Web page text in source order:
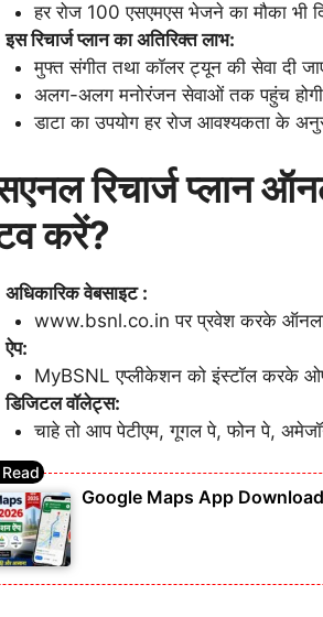
हर रोज 100 एसएमएस भेजने का मौका भी
इस रिचार्ज प्लान का अतिरिक्त लाभ:
मुफ्त संगीत तथा कॉलर ट्यून की सेवा दी
अलग-अलग मनोरंजन सेवाओं तक पहुंच
डाटा का उपयोग हर रोज आवश्यकता के
रिचार्ज प्लान
करें?
अधिकारिक वेबसाइट :
www.bsnl.co.in पर प्रवेश करके
ऐप:
MyBSNL एप्लीकेशन को इंस्टॉल करके
डिजिटल वॉलेट्स:
चाहे तो आप पेटीएम, गूगल पे, फोन पे,
Google Maps App